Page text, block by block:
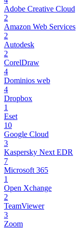
Adobe Creative Cloud
2
Amazon Web Services
2
Autodesk
2
CorelDraw
4
Dominios web
4
Dropbox
1
Eset
10
Google Cloud
3
Kaspersky Next EDR
7
Microsoft 365
1
Open Xchange
2
TeamViewer
3
Zoom